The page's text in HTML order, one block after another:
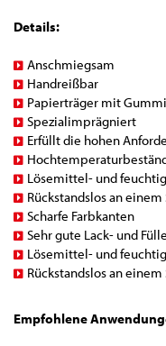
Details:
Anschmiegsam
Handreißbar
Papierträger mit
Spezialimprägniert
Erfüllt die hohen
Lösemittel- und
Rückstandslos an
Scharfe Farbkanten
Sehr gute Lack- und
Lösemittel- und
Rückstandslos an
Empfohlene